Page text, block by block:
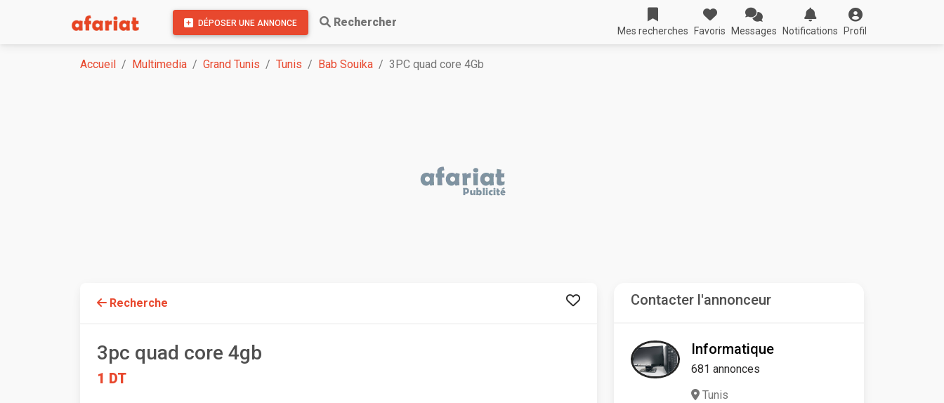
DÉPOSER UNE ANNONCE Rechercher
Mes recherches Favoris Messages Notifications Profil
Accueil Multimedia Grand Tunis Tunis Bab Souika 3PC quad core 4Gb
Recherche
3pc quad core 4gb
1 DT
Contacter l'annonceur
Informatique
681 annonces
Tunis